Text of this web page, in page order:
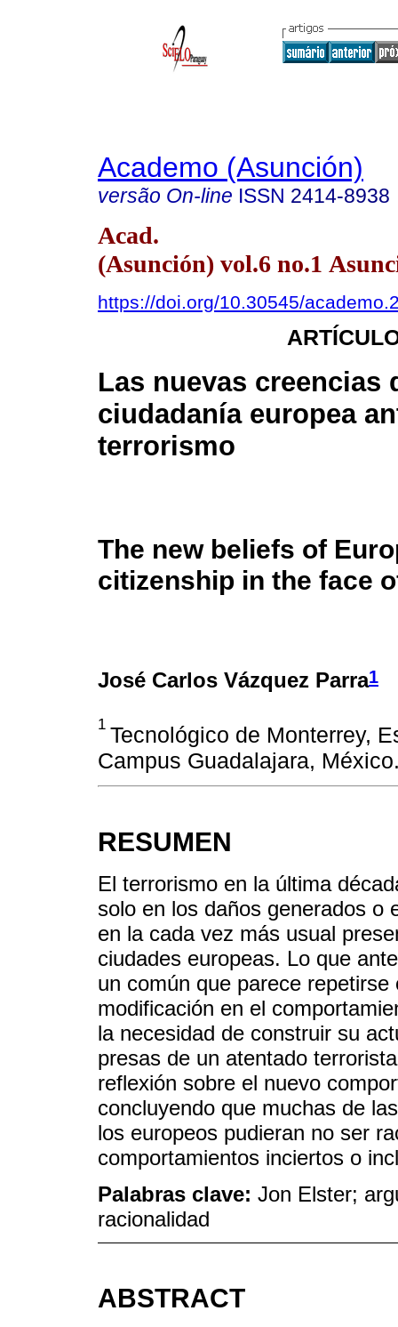
Academo (Asunción)
versão On-line ISSN 2414-8938
Acad.
(Asunción) vol.6 no.1
https://doi.org/10.30545/
Las nuevas creencias
ciudadanía europea
terrorismo
The new beliefs of
citizenship in the face
José Carlos Vázquez Parra1
1 Tecnológico de Monterrey,
Campus Guadalajara,
RESUMEN
El terrorismo en la última
solo en los daños generados o
en la cada vez más usual
ciudades europeas. Lo que
un común que parece
modificación en el
la necesidad de construir su
presas de un atentado
reflexión sobre el nuevo
concluyendo que muchas de
los europeos pudieran no ser
comportamientos inciertos o
Palabras clave: Jon Elster;
racionalidad
ABSTRACT